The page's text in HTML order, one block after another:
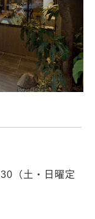
（土・日曜定